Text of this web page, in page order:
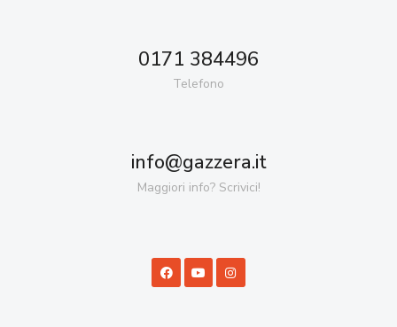
0171 384496
Telefono
info@gazzera.it
Maggiori info? Scrivici!